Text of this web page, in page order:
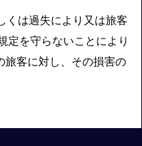
は過失により又は旅客
定を守らないことにより
旅客に対し、その損害の